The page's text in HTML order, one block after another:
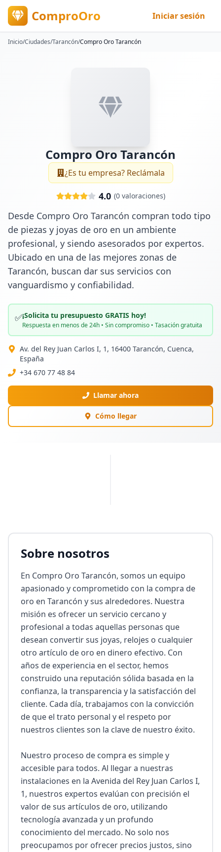
ComproOro Iniciar sesión
Inicio/Ciudades/Tarancón/Compro Oro Tarancón
Compro Oro Tarancón
¿Es tu empresa? Reclámala
4.0 (0valoraciones)
Desde Compro Oro Tarancón compran todo tipo
de piezas y joyas de oro en un ambiente
profesional, y siendo asesorados por expertos.
Ubicado en una de las mejores zonas de
Tarancón, buscan dar sus servicios con
vanguardismo y confiabilidad.
✅¡Solicita tu presupuesto GRATIS hoy!
Respuesta en menos de 24h • Sin compromiso • Tasación gratuita
Av. del Rey Juan Carlos I, 1, 16400 Tarancón, Cuenca,
España
+34 670 77 48 84
Llamar ahora
Cómo llegar
Sobre nosotros
En Compro Oro Tarancón, somos un equipo
apasionado y comprometido con la compra de
oro en Tarancón y sus alrededores. Nuestra
misión es ofrecer un servicio cercano y
profesional a todas aquellas personas que
desean convertir sus joyas, relojes o cualquier
otro artículo de oro en dinero efectivo. Con
años de experiencia en el sector, hemos
construido una reputación sólida basada en la
confianza, la transparencia y la satisfacción del
cliente. Cada día, trabajamos con la convicción
de que el trato personal y el respeto por
nuestros clientes son la clave de nuestro éxito.
Nuestro proceso de compra es simple y
accesible para todos. Al llegar a nuestras
instalaciones en la Avenida del Rey Juan Carlos I,
1, nuestros expertos evalúan con precisión el
valor de sus artículos de oro, utilizando
tecnología avanzada y un profundo
conocimiento del mercado. No solo nos
preocupamos por ofrecer precios justos, sino